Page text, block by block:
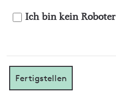
Ich bin kein Roboter
Fertigstellen